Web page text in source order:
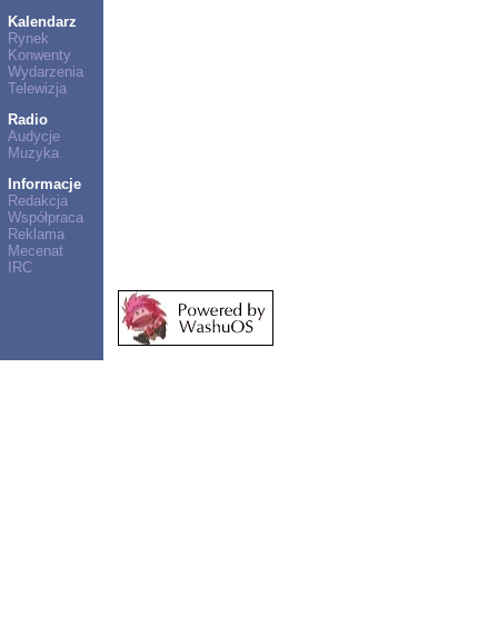
Kalendarz
Rynek
Konwenty
Wydarzenia
Telewizja
Radio
Audycje
Muzyka
Informacje
Redakcja
Współpraca
Reklama
Mecenat
IRC